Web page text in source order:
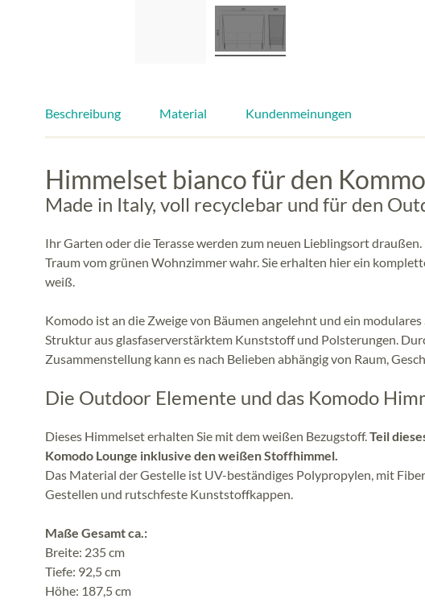
Beschreibung Material Kundenmeinungen
Himmelset bianco für den
Made in Italy, voll recyclebar und für den
Ihr Garten oder die Terasse werden zum neuen Lieblingsort
Traum vom grünen Wohnzimmer wahr. Sie erhalten hier ein
weiß.
Komodo ist an die Zweige von Bäumen angelehnt und ein
Struktur aus glasfaserverstärktem Kunststoff und Polsterungen.
Zusammenstellung kann es nach Belieben abhängig von Raum,
Die Outdoor Elemente und das Komodo
Dieses Himmelset erhalten Sie mit dem weißen Bezugstoff.Teil
Komodo Lounge inklusive den weißen Stoffhimmel.
Das Material der Gestelle ist UV-beständiges Polypropylen, mit
Gestellen und rutschfeste Kunststoffkappen.
Maße Gesamt ca.:
Breite: 235 cm
Tiefe: 92,5 cm
Höhe: 187,5 cm